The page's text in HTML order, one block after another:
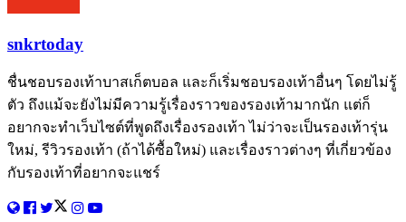
snkrtoday
ชื่นชอบรองเท้าบาสเก็ตบอล และก็เริ่มชอบรองเท้าอื่นๆ โดยไม่รู้
ตัว ถึงแม้จะยังไม่มีความรู้เรื่องราวของรองเท้ามากนัก แต่ก็
อยากจะทำเว็บไซต์ที่พูดถึงเรื่องรองเท้า ไม่ว่าจะเป็นรองเท้ารุ่น
ใหม่, รีวิวรองเท้า (ถ้าได้ซื้อใหม่) และเรื่องราวต่างๆ ที่เกี่ยวข้อง
กับรองเท้าที่อยากจะแชร์